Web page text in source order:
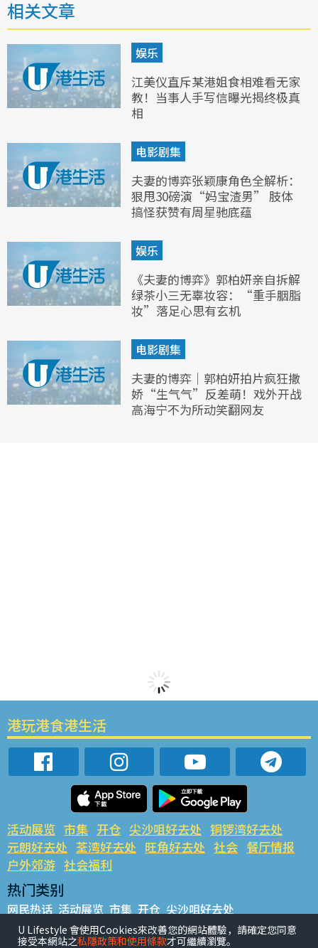
相关文章
娱乐
江美仪直斥某港姐食相难看无家
教！当事人手写信曝光揭终极真
相
电影剧集
夫妻的博弈张颖康角色全解析：
狠甩30磅演“妈宝渣男” 肢体
搞怪获赞有周星驰底蕴
娱乐
《夫妻的博弈》郭柏妍亲自拆解
绿茶小三无辜妆容：“重手胭脂
妆”落足心思有玄机
电影剧集
夫妻的博弈｜郭柏妍拍片疯狂撒
娇“生气气”反差萌！戏外开战
高海宁不为所动笑翻网友
港玩港食港生活
活动展览 市集 开仓 尖沙咀好去处 铜锣湾好去处
元朗好去处 荃湾好去处 旺角好去处 社会 餐厅情报
户外郊游 社会福利
热门类别
网民热话 活动展览 市集 开仓 尖沙咀好去处
铜锣湾好去处 元朗好去处 荃湾好去处 旺角好去处 社会
餐厅情报 户外郊游
U Lifestyle 會使用Cookies來改善您的網站體驗，請確定您同意
接受本網站之私隱政策和使用條款才可繼續瀏覽。